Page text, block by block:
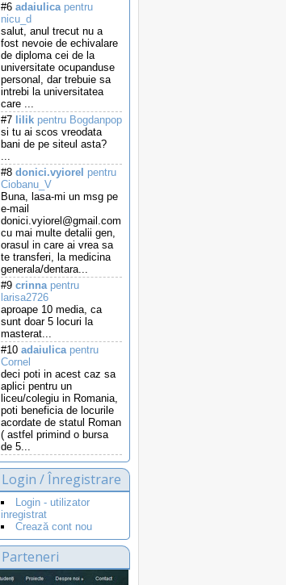
#6 adaiulicapentru
nicu_d
salut, anul trecut nu a
fost nevoie de echivalare
de diploma cei de la
universitate ocupanduse
personal, dar trebuie sa
intrebi la universitatea
care ...
#7 lilik pentru Bogdanpop
si tu ai scos vreodata
bani de pe siteul asta?
...
#8 donici.vyiorel pentru
Ciobanu_V
Buna, lasa-mi un msg pe
e-mail
donici.vyiorel@gmail.com
cu mai multe detalii gen,
orasul in care ai vrea sa
te transferi, la medicina
generala/dentara...
#9 crinnapentru
larisa2726
aproape 10 media, ca
sunt doar 5 locuri la
masterat...
#10 adaiulicapentru
Cornel
deci poti in acest caz sa
aplici pentru un
liceu/colegiu in Romania,
poti beneficia de locurile
acordate de statul Roman
( astfel primind o bursa
de 5...
Login / Înregistrare
Login - utilizator
inregistrat
Crează cont nou
Parteneri